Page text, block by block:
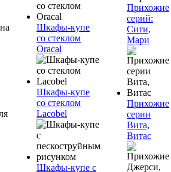
Шкафы-купе
со стеклом
Oracal
Шкафы-купе
со стеклом
Lacobel
Шкафы-купе с
Прихожие
серий:
Сити,
Мари
Прихожие
серии
Вита,
Витас